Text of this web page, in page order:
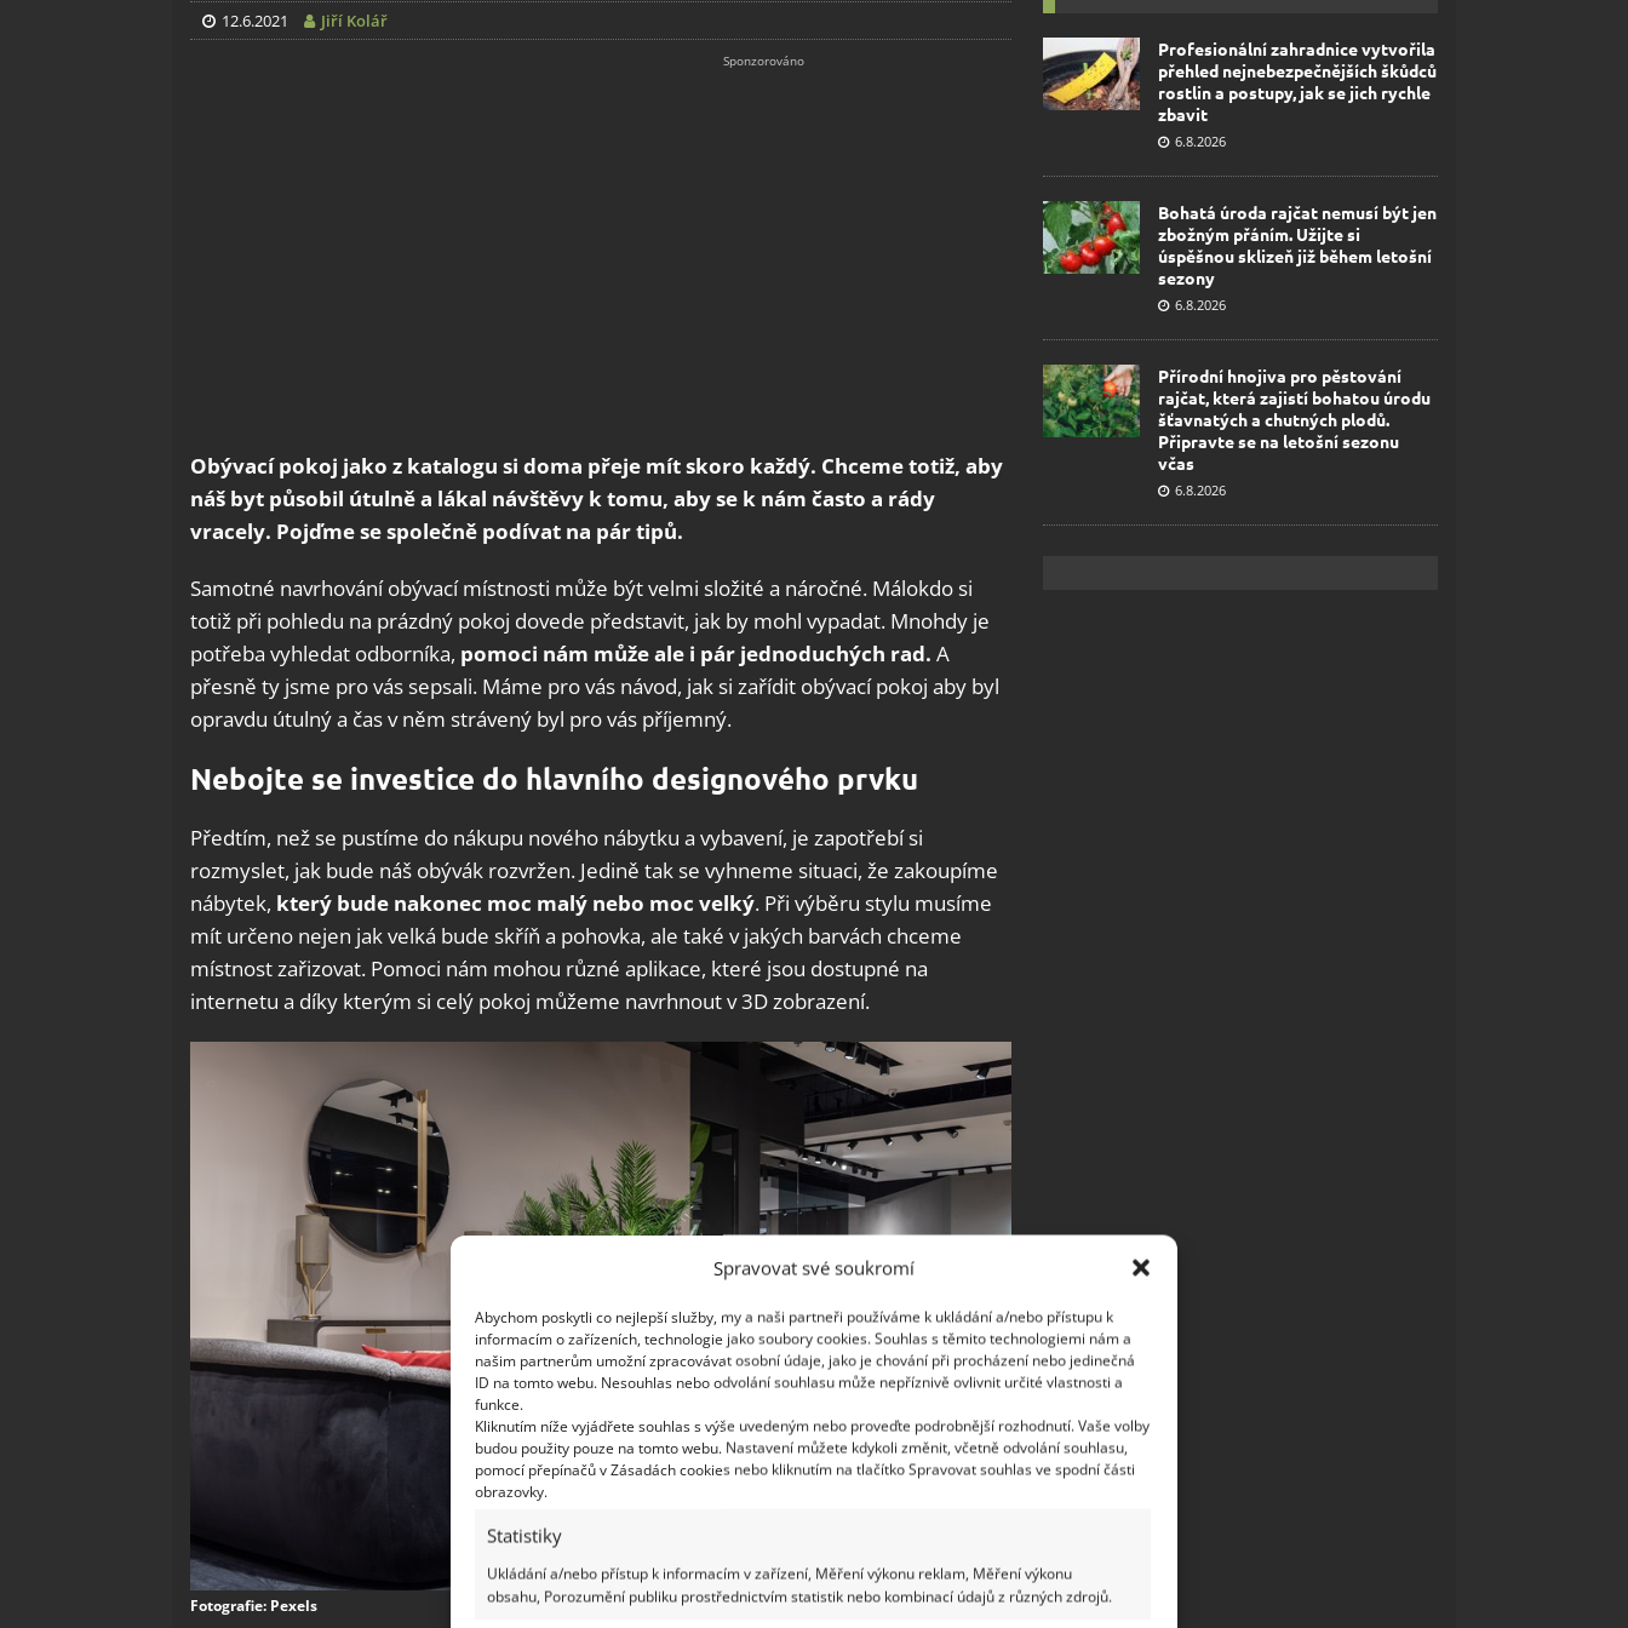
Spravovat své soukromí
Abychom poskytli co nejlepší služby, my a naši partneři používáme k ukládání a/nebo přístupu k
informacím o zařízeních, technologie jako soubory cookies. Souhlas s těmito technologiemi nám a
našim partnerům umožní zpracovávat osobní údaje, jako je chování při procházení nebo jedinečná
ID na tomto webu. Nesouhlas nebo odvolání souhlasu může nepříznivě ovlivnit určité vlastnosti a
funkce.
Kliknutím níže vyjádřete souhlas s výše uvedeným nebo proveďte podrobnější rozhodnutí. Vaše volby
budou použity pouze na tomto webu. Nastavení můžete kdykoli změnit, včetně odvolání souhlasu,
pomocí přepínačů v Zásadách cookies nebo kliknutím na tlačítko Spravovat souhlas ve spodní části
obrazovky.
Statistiky
Ukládání a/nebo přístup k informacím v zařízení, Měření výkonu reklam, Měření výkonu
obsahu, Porozumění publiku prostřednictvím statistik nebo kombinací údajů z různých zdrojů.
12.6.2021 Jiří Kolář
Obývací pokoj jako z katalogu si doma přeje mít skoro každý. Chceme totiž, aby
náš byt působil útulně a lákal návštěvy k tomu, aby se k nám často a rády
vracely. Pojďme se společně podívat na pár tipů.
Samotné navrhování obývací místnosti může být velmi složité a náročné. Málokdo si
totiž při pohledu na prázdný pokoj dovede představit, jak by mohl vypadat. Mnohdy je
potřeba vyhledat odborníka, pomoci nám může ale i pár jednoduchých rad. A
přesně ty jsme pro vás sepsali. Máme pro vás návod, jak si zařídit obývací pokoj aby byl
opravdu útulný a čas v něm strávený byl pro vás příjemný.
Nebojte se investice do hlavního designového prvku
Předtím, než se pustíme do nákupu nového nábytku a vybavení, je zapotřebí si
rozmyslet, jak bude náš obývák rozvržen. Jedině tak se vyhneme situaci, že zakoupíme
nábytek, který bude nakonec moc malý nebo moc velký. Při výběru stylu musíme
mít určeno nejen jak velká bude skříň a pohovka, ale také v jakých barvách chceme
místnost zařizovat. Pomoci nám mohou různé aplikace, které jsou dostupné na
internetu a díky kterým si celý pokoj můžeme navrhnout v 3D zobrazení.
Fotografie: Pexels
Profesionální zahradnice vytvořila
přehled nejnebezpečnějších škůdců
rostlin a postupy, jak se jich rychle
zbavit
6.8.2026
Bohatá úroda rajčat nemusí být jen
zbožným přáním. Užijte si
úspěšnou sklizeň již během letošní
sezony
6.8.2026
Přírodní hnojiva pro pěstování
rajčat, která zajistí bohatou úrodu
šťavnatých a chutných plodů.
Připravte se na letošní sezonu
včas
6.8.2026